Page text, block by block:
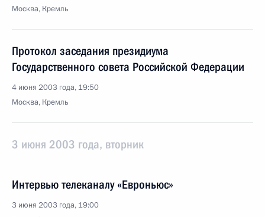
Москва, Кремль
Протокол заседания президиума
Государственного совета Российской Федерации
4 июня 2003 года, 19:50
Москва, Кремль
3 июня 2003 года, вторник
3 июня 2003 года, 19:00
Эвиан, Франция